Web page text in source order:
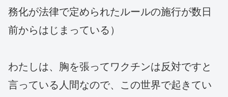
務化が法律で定められたルールの施行が数日
前からはじまっている）
わたしは、胸を張ってワクチンは反対ですと
言っている人間なので、この世界で起きてい